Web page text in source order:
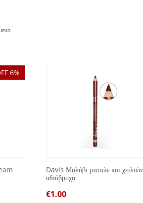
6%
Davis Μολύβι ματιών και χειλιών
αδιάβροχο
€1.00